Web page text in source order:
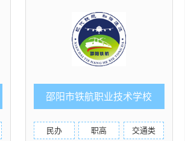
邵阳市铁航职业技术学校
民办 职高 交通类